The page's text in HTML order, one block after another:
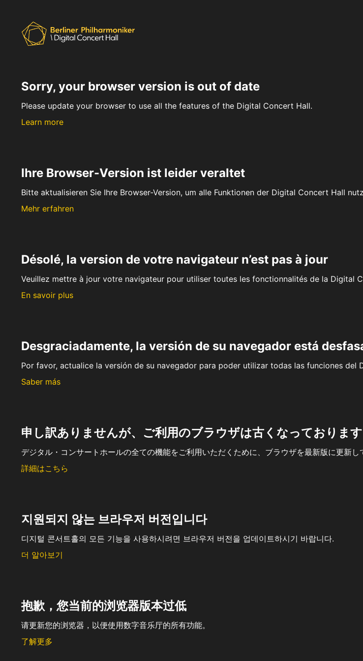
Sorry, your browser version is out of date
Please update your browser to use all the features of the Digital Concert Hall.
Learn more
Ihre Browser-Version ist leider veraltet
Bitte aktualisieren Sie Ihre Browser-Version, um alle Funktionen der Digital Concert Hall
Mehr erfahren
Désolé, la version de votre navigateur n’est pas à jour
Veuillez mettre à jour votre navigateur pour utiliser toutes les fonctionnalités de la Digital
En savoir plus
Desgraciadamente, la versión de su navegador está
Por favor, actualice la versión de su navegador para poder utilizar todas las funciones del
Saber más
申し訳ありませんが、ご利用のブラウザは古くなっております
デジタル・コンサートホールの全ての機能をご利用いただくために、ブラウザを最新版に更新し
詳細はこちら
지원되지 않는 브라우저 버전입니다
디지털 콘서트홀의 모든 기능을 사용하시려면 브라우저 버전을 업데이트하시기 바랍니다.
더 알아보기
抱歉，您当前的浏览器版本过低
请更新您的浏览器，以便使用数字音乐厅的所有功能。
了解更多